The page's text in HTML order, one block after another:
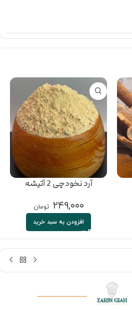
آرد نخودچی 2 آتیشه
۲۴۹,۰۰۰ تومان
افزودن به سبد خرید